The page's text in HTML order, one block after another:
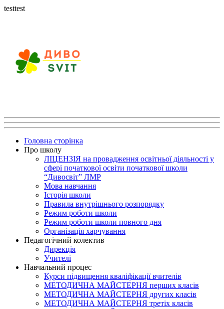
testtest
Головна сторінка
Про школу
ЛІЦЕНЗІЯ на провадження освітньої діяльності у
сфері початкової освіти початкової школи
“Дивосвіт” ЛМР
Мова навчання
Історія школи
Правила внутрішнього розпорядку
Режим роботи школи
Режим роботи школи повного дня
Організація харчування
Педагогічний колектив
Дирекція
Учителі
Навчальний процес
Курси підвищення кваліфікації вчителів
МЕТОДИЧНА МАЙСТЕРНЯ перших класів
МЕТОДИЧНА МАЙСТЕРНЯ других класів
МЕТОДИЧНА МАЙСТЕРНЯ третіх класів